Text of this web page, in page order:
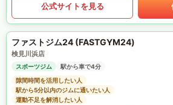
公式サイトを見る
ファストジム24 (FASTGYM24)
検見川浜店
スポーツジム
駅から車で4分
隙間時間を活用したい人
駅から5分以内のジムに通いたい人
運動不足を解消したい人